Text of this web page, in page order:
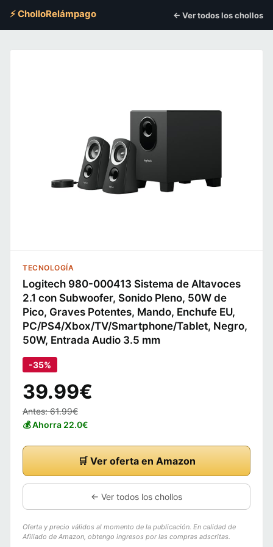
⚡ CholloRelámpago ← Ver todos los chollos
TECNOLOGÍA
Logitech 980-000413 Sistema de Altavoces
2.1 con Subwoofer, Sonido Pleno, 50W de
Pico, Graves Potentes, Mando, Enchufe EU,
PC/PS4/Xbox/TV/Smartphone/Tablet, Negro,
50W, Entrada Audio 3.5 mm
-35%
39.99€
Antes: 61.99€
💰 Ahorra 22.0€
🛒 Ver oferta en Amazon
← Ver todos los chollos
Oferta y precio válidos al momento de la publicación. En calidad de
Afiliado de Amazon, obtengo ingresos por las compras adscritas.